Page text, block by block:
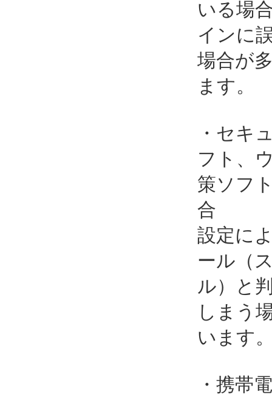
いる場
インに
場合が
ます。
・セキ
フト、
策ソフ
合
設定に
ール（
ル）と
しまう
います
・携帯